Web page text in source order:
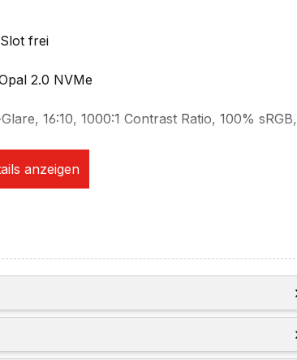
frei
2.0 NVMe
16:10, 1000:1 Contrast Ratio, 100% sRGB,
(Thunderbolt 4)
(with DSC)
Shutter, Human Presence Detection